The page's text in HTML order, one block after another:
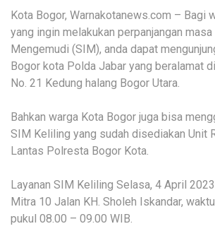
Kota Bogor, Warnakotanews.com – Bagi
yang ingin melakukan perpanjangan
Mengemudi (SIM), anda dapat
Bogor kota Polda Jabar yang beralamat
No. 21 Kedung halang Bogor Utara.
Bahkan warga Kota Bogor juga bisa
SIM Keliling yang sudah disediakan Unit
Lantas Polresta Bogor Kota.
Layanan SIM Keliling Selasa, 4 April
Mitra 10 Jalan KH. Sholeh Iskandar,
pukul 08.00 – 09.00 WIB.